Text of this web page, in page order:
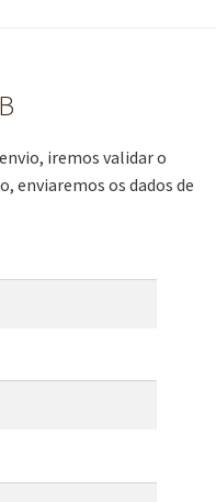
iremos validar o
enviaremos os dados de